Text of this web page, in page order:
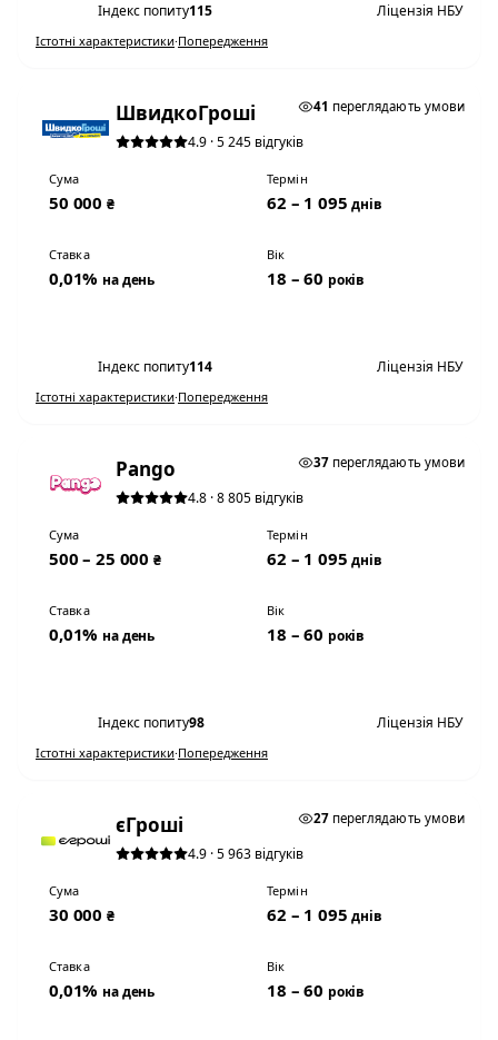
Індекс попиту115 Ліцензія НБУ
Істотні характеристики·Попередження
41 переглядають умови
ШвидкоГроші
4.9 · 5 245 відгуків
Сума
50 000 ₴
Термін
62 – 1 095днів
Ставка
0,01% на день
Вік
18 – 60 років
Індекс попиту114 Ліцензія НБУ
Істотні характеристики·Попередження
37переглядають умови
Pango
4.8 · 8 805 відгуків
Сума
500 – 25 000₴
Термін
62 – 1 095днів
Ставка
0,01% на день
Вік
18 – 60 років
Індекс попиту98 Ліцензія НБУ
Істотні характеристики·Попередження
27переглядають умови
єГроші
4.9 · 5 963 відгуків
Сума
30 000 ₴
Термін
62 – 1 095днів
Ставка
0,01% на день
Вік
18 – 60 років